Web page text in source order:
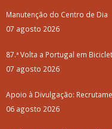
Manutenção do Centro de Dia
07 agosto 2026
87.ª Volta a Portugal em
07 agosto 2026
Apoio à Divulgação:
06 agosto 2026